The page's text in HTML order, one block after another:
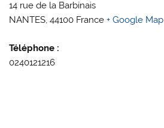
14 rue de la Barbinais
NANTES, 44100 France + Google Map
Téléphone :
0240121216